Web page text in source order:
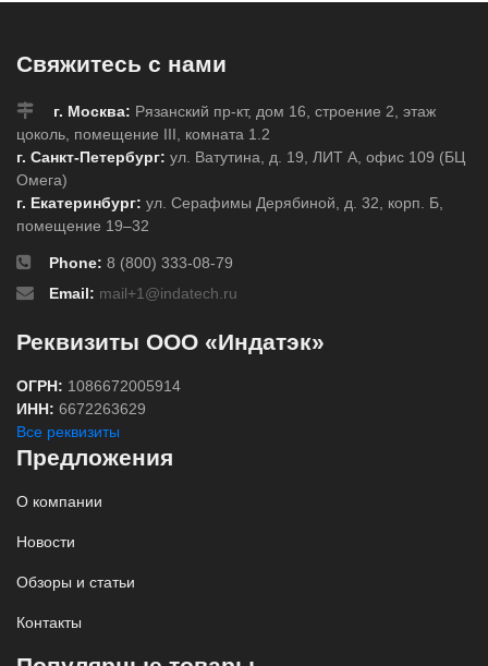
Свяжитесь с нами
г. Москва: Рязанский пр-кт, дом 16, строение 2, этаж
цоколь, помещение III, комната 1.2
г. Санкт-Петербург: ул. Ватутина, д. 19, ЛИТ А, офис 109 (БЦ
Омега)
г. Екатеринбург: ул. Серафимы Дерябиной, д. 32, корп. Б,
помещение 19–32
Phone: 8 (800) 333-08-79
Email: mail+1@indatech.ru
Реквизиты ООО «Индатэк»
ОГРН: 1086672005914
ИНН: 6672263629
Все реквизиты
Предложения
О компании
Новости
Обзоры и статьи
Контакты